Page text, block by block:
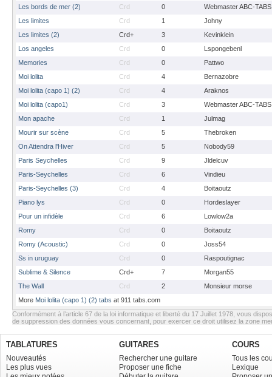
Les bords de mer (2)
Crd 0
Webmaster ABC-TABS
Les limites
Crd 1
Johny
Les limites (2)
Crd+ 3
Kevinklein
Los angeles
Crd 0
Lspongebenl
Memories
Crd 0
Pattwo
Moi lolita
Crd 4
Bernazobre
Moi lolita (capo 1) (2)
Crd 4
Araknos
Moi lolita (capo1)
Crd 3
Webmaster ABC-TABS
Mon apache
Crd 1
Julmag
Mourir sur scène
Crd 5
Thebroken
On Attendra l'Hiver
Crd 5
Nobody59
Paris Seychelles
Crd 9
Jldelcuv
Paris-Seychelles
Crd 6
Vindieu
Paris-Seychelles (3)
Crd 4
Boitaoutz
Piano lys
Crd 0
Hordeslayer
Pour un infidèle
Crd 6
Lowlow2a
Romy
Crd 0
Boitaoutz
Romy (Acoustic)
Crd 0
Joss54
Ss in uruguay
Crd 0
Raspoutignac
Sublime & Silence
Crd+ 7
Morgan55
The Wall
Crd 2
Monsieur morse
More Moi lolita (capo 1) (2) tabs at 911 tabs.com
Conformément à l’article 67 de la loi informatique et liberté du 17 Juillet 1978, vous
de suppression des données vous concernant, pour exercer ce droit utilisez la zone
TABLATURES
Nouveautés
Les plus vues
GUITARES
Rechercher une guitare
Proposer une fiche
COURS
Tous les
Lexique